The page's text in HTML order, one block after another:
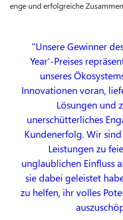
enge und erfolgreiche
Unsere Gewinner
Year‘-Preises
unseres
Innovationen voran,
Lösungen und
unerschütterliches
Kundenerfolg. Wir
Leistungen zu
unglaublichen Einfluss
sie dabei geleistet
zu helfen, ihr volles